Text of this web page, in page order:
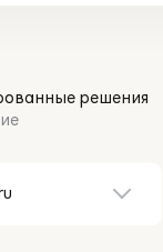
решения